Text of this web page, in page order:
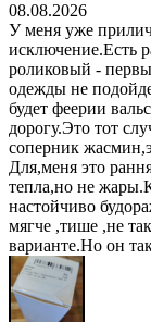
08.08.2026
У меня уже
исключение.Есть
роликовый -
одежды не
будет феерии
дорогу.Это тот
соперник
Для,меня это
тепла,но не
настойчиво
мягче ,тише ,не
варианте.Но он